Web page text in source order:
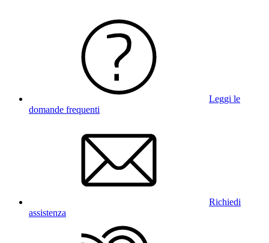
Leggi le
domande frequenti
Richiedi
assistenza